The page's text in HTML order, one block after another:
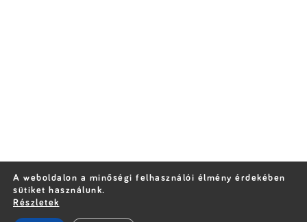
A weboldalon a minőségi felhasználói élmény érdekében
sütiket használunk.
Részletek